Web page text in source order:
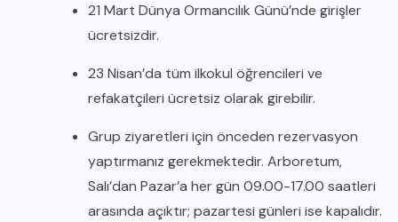
21 Mart Dünya Ormancılık Günü’nde girişler
ücretsizdir.
23 Nisan’da tüm ilkokul öğrencileri ve
refakatçileri ücretsiz olarak girebilir.
Grup ziyaretleri için önceden rezervasyon
yaptırmanız gerekmektedir. Arboretum,
Salı’dan Pazar’a her gün 09.00-17.00 saatleri
arasında açıktır; pazartesi günleri ise kapalıdır.